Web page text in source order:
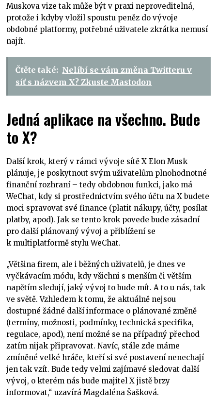
Muskova vize tak může být v praxi neproveditelná,
protože i kdyby vložil spoustu peněz do vývoje
obdobné platformy, potřebné uživatele zkrátka nemusí
najít.
Čtěte také: Nelíbí se vám změna Twitteru v
síť s názvem X? Zkuste Mastodon
Jedná aplikace na všechno. Bude
to X?
Další krok, který v rámci vývoje sítě X Elon Musk
plánuje, je poskytnout svým uživatelům plnohodnotné
finanční rozhraní – tedy obdobnou funkci, jako má
WeChat, kdy si prostřednictvím svého účtu na X budete
moci spravovat své finance (platit nákupy, účty, posílat
platby, apod). Jak se tento krok povede bude zásadní
pro další plánovaný vývoj a přiblížení se
k multiplatformě stylu WeChat.
„Většina firem, ale i běžných uživatelů, je dnes ve
vyčkávacím módu, kdy všichni s menším či větším
napětím sledují, jaký vývoj to bude mít. A to u nás, tak
ve světě. Vzhledem k tomu, že aktuálně nejsou
dostupné žádné další informace o plánované změně
(termíny, možnosti, podmínky, technická specifika,
regulace, apod), není možné se na případný přechod
zatím nijak připravovat. Navíc, stále zde máme
zmíněné velké hráče, kteří si své postavení nenechají
jen tak vzít. Bude tedy velmi zajímavé sledovat další
vývoj, o kterém nás bude majitel X jistě brzy
informovat,“ uzavírá Magdaléna Šašková.